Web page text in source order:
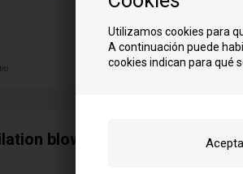
Utilizamos cookies para
A continuación puede
cookies indican para qué
blower for Ecotek / Ravelli